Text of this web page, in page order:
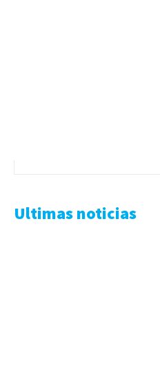
Ultimas noticias